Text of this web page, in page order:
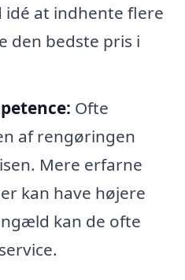
at indhente flere
den bedste pris i
Ofte
af rengøringen
Mere erfarne
kan have højere
kan de ofte